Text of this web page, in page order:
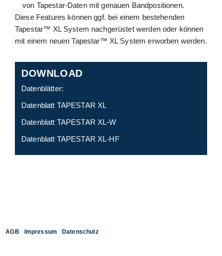
von Tapestar-Daten mit genauen Bandpositionen.
Diese Features können ggf. bei einem bestehenden
Tapestar™ XL System nachgerüstet werden oder können
mit einem neuen Tapestar™ XL System erworben werden.
DOWNLOAD
Datenblätter:
Datenblatt TAPESTAR XL
Datenblatt TAPESTAR XL-W
Datenblatt TAPESTAR XL-HF
AGB Impressum Datenschutz